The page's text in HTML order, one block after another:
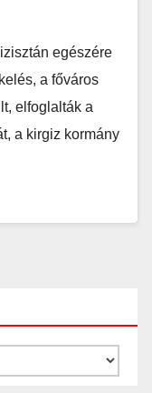
egészére
a főváros
elfoglalták a
a kirgiz kormány